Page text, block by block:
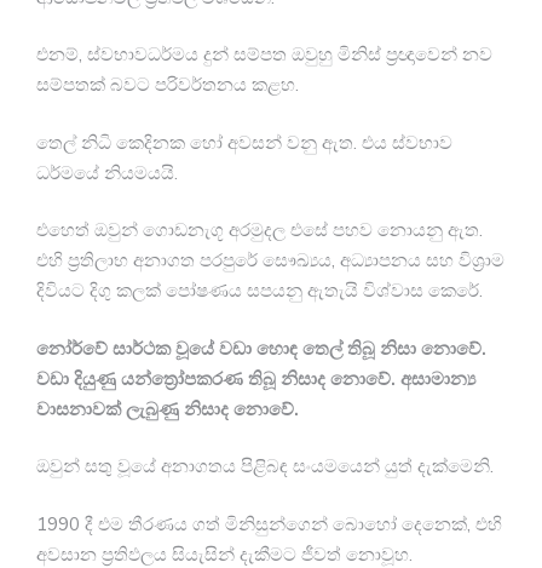
එනම්, ස්වභාවධර්මය දුන් සම්පත ඔවුහු මිනිස් ප්‍රඥාවෙන් නව
සම්පතක් බවට පරිවර්තනය කළහ.
තෙල් නිධි කෙදිනක හෝ අවසන් වනු ඇත. එය ස්වභාව
ධර්මයේ නියමයයි.
එහෙත් ඔවුන් ගොඩනැගූ අරමුදල එසේ පහව නොයනු ඇත.
එහි ප්‍රතිලාභ අනාගත පරපුරේ සෞඛ්‍යය, අධ්‍යාපනය සහ විශ්‍රාම
දිවියට දිගු කලක් පෝෂණය සපයනු ඇතැයි විශ්වාස කෙරේ.
නෝර්වේ සාර්ථක වූයේ වඩා හොඳ තෙල් තිබූ නිසා නොවේ.
වඩා දියුණු යන්ත්‍රෝපකරණ තිබූ නිසාද නොවේ. අසාමාන්‍ය
වාසනාවක් ලැබුණු නිසාද නොවේ.
ඔවුන් සතු වූයේ අනාගතය පිළිබඳ සංයමයෙන් යුත් දැක්මෙනි.
1990 දී එම තීරණය ගත් මිනිසුන්ගෙන් බොහෝ දෙනෙක්, එහි
අවසාන ප්‍රතිඵලය සියැසින් දැකීමට ජීවත් නොවූහ.